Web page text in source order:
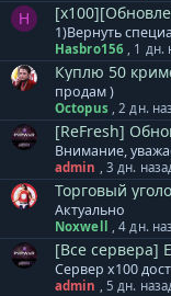
H
Hasbro156 , 1 дн.
Куплю 50
продам )
Octopus ,2 дн.
[ReFresh]
admin , 3 дн.
Торговый
Актуально
Noxwell ,4 дн.
Сервер x100
admin , 5 дн.